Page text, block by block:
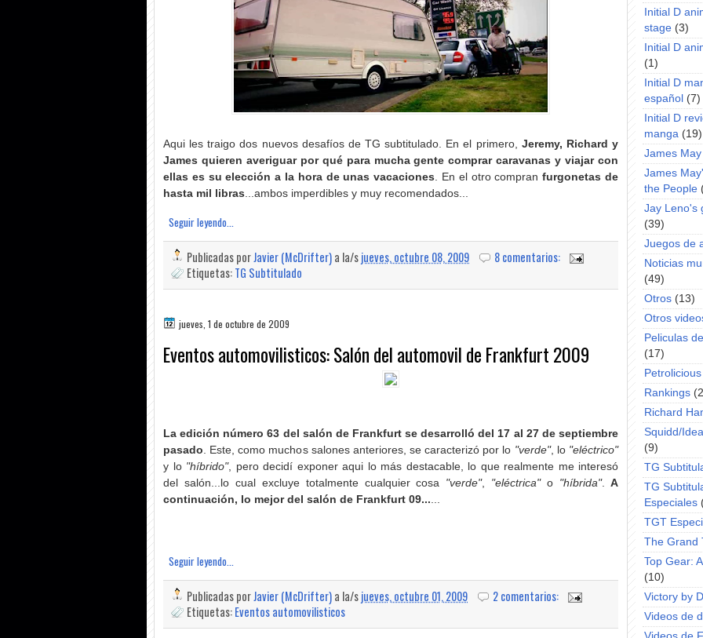
Aqui les traigo dos nuevos desafíos de TG subtitulado. En el primero, Jeremy, Richard y
James quieren averiguar por qué para mucha gente comprar caravanas y viajar con
ellas es su elección a la hora de unas vacaciones . En el otro compranfurgonetas de
hasta mil libras ...ambos imperdibles y muy recomendados...
Seguir leyendo...
Publicadas porJavier (McDrifter)a la/sjueves, octubre 08, 2009
8 comentarios:
Etiquetas:TG Subtitulado
jueves, 1 de octubre de 2009
Eventos automovilisticos: Salón del automovil de Frankfurt 2009
La edición número 63 del salón de Frankfurt se desarrolló del 17 al 27 de septiembre
pasado . Este, como muchos salones anteriores, se caracterizó por lo "verde", lo "eléctrico"
y lo "híbrido", pero decidí exponer aqui lo más destacable, lo que realmente me interesó
del salón...lo cual excluye totalmente cualquier cosa "verde", "eléctrica"o "híbrida".
A
continuación, lo mejor del salón de Frankfurt 09...
Seguir leyendo...
Publicadas porJavier (McDrifter)a la/sjueves, octubre 01, 2009
2 comentarios:
Etiquetas:Eventos automovilisticos
Initial D
stage (3)
Initial D
(1)
Initial D
español (7)
Initial D
manga (19)
James May
James
the People
Jay Leno's
(39)
Juegos de
Noticias
(49)
Otros (13)
Otros
Peliculas
(17)
Petrolicious
Rankings
Richard
Squidd/
(9)
TG
TG
Especiales
TGT
The Grand
Top Gear:
(10)
Victory by
Videos de